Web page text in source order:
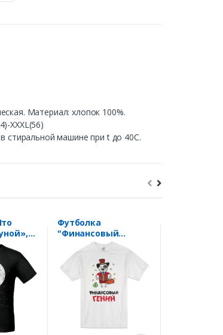
Материал: хлопок 100%.
XXXL(56)
стиральной машине при t до 40С.
Футболка
"Финансовый
гений"